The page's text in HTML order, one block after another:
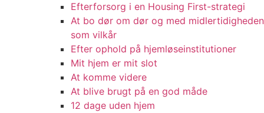
Efterforsorg i en Housing First-strategi
At bo dør om dør og med midlertidigheden
som vilkår
Efter ophold på hjemløseinstitutioner
Mit hjem er mit slot
At komme videre
At blive brugt på en god måde
12 dage uden hjem